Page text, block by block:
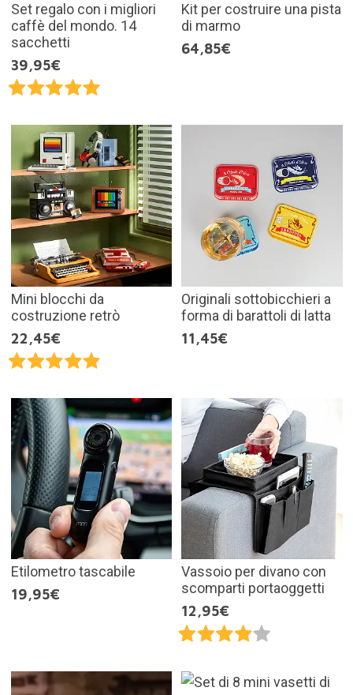
Set regalo con i migliori
caffè del mondo. 14
sacchetti
39,95€
Kit per costruire una pista
di marmo
64,85€
Mini blocchi da
costruzione retrò
22,45€
Originali sottobicchieri a
forma di barattoli di latta
11,45€
Etilometro tascabile
19,95€
Vassoio per divano con
scomparti portaoggetti
12,95€